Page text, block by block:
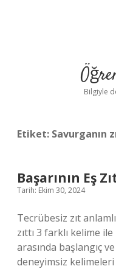
Bilgiyle
Etiket: Savurganın
Başarının Eş
Tarih: Ekim 30, 2024
Tecrübesiz zıt
zıttı 3 farklı kelime
arasında başlangıç
deneyimsiz